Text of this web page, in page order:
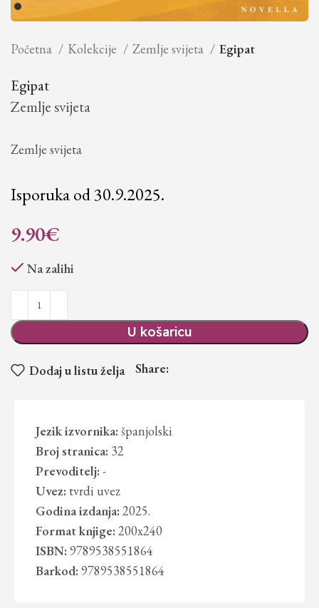
Početna Kolekcije Zemlje svijeta Egipat
Egipat
Zemlje svijeta
Zemlje svijeta
Isporuka od 30.9.2025.
9.90€
Na zalihi
U košaricu
Dodaj u listu želja Share:
Jezik izvornika: španjolski
Broj stranica: 32
Prevoditelj: -
Uvez: tvrdi uvez
Godina izdanja: 2025.
Format knjige: 200x240
ISBN: 9789538551864
Barkod: 9789538551864